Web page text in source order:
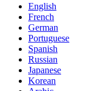
English
French
German
Portuguese
Spanish
Russian
Japanese
Korean